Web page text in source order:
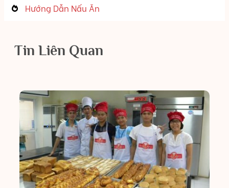
Hướng Dẫn Nấu Ăn
Tin Liên Quan